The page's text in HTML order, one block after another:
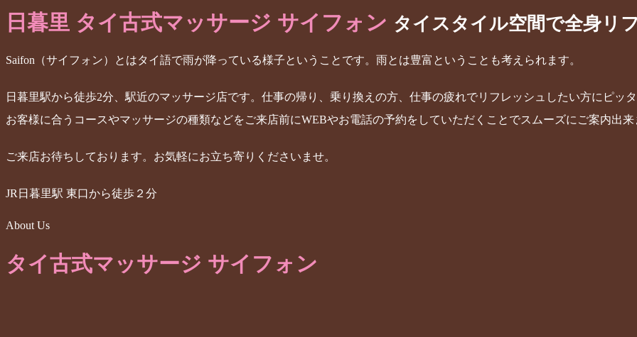
日暮里 タイ古式マッサージ サイフォン タイスタイル空間で全身リ
Saifon（サイフォン）とはタイ語で雨が降っている様子ということです。雨とは豊富ということも考えられます。
日暮里駅から徒歩2分、駅近のマッサージ店です。仕事の帰り、乗り換えの方、仕事の疲れでリフレッシュしたい方にピッ
お客様に合うコースやマッサージの種類などをご来店前にWEBやお電話の予約をしていただくことでスムーズにご案内出来
ご来店お待ちしております。 お気軽にお立ち寄りくださいませ。
JR日暮里駅 東口から徒歩２分
About Us
タイ古式マッサージ サイフォン